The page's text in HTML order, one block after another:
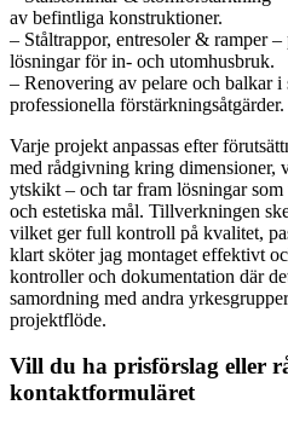
av befintliga konstruktioner.
– Ståltrappor, entresoler & ramper –
lösningar för in- och utomhusbruk.
– Renovering av pelare och balkar
professionella förstärkningsåtgärder.
Varje projekt anpassas efter
med rådgivning kring dimensioner,
ytskikt – och tar fram lösningar
och estetiska mål. Tillverkningen
vilket ger full kontroll på kvalitet,
klart sköter jag montaget effektivt
kontroller och dokumentation där
samordning med andra
projektflöde.
Vill du ha prisförslag eller
kontaktformuläret